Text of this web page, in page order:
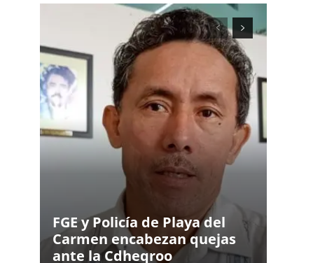
FGE y Policía de Playa del
Carmen encabezan quejas
ante la Cdheqroo